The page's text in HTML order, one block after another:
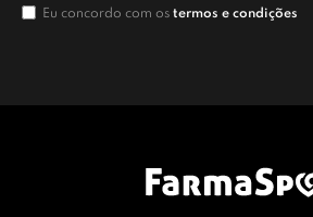
Eu concordo com os termos e condições